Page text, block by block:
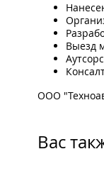
Выезд
ООО
Вас